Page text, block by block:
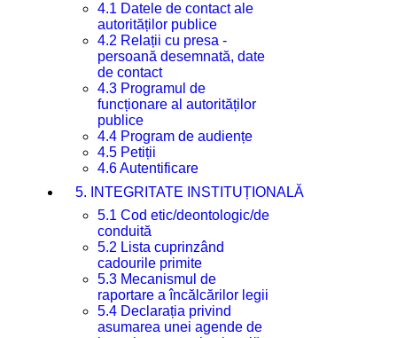
4.1 Datele de contact ale
autorităților publice
4.2 Relații cu presa -
persoană desemnată, date
de contact
4.3 Programul de
funcționare al autorităților
publice
4.4 Program de audiențe
4.5 Petiții
4.6 Autentificare
5. INTEGRITATE INSTITUȚIONALĂ
5.1 Cod etic/deontologic/de
conduită
5.2 Lista cuprinzând
cadourile primite
5.3 Mecanismul de
raportare a încălcărilor legii
5.4 Declarația privind
asumarea unei agende de